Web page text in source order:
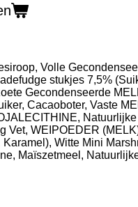
Volle
stukjes 7,5%
Gecondenseerde
Cacaoboter, Vaste
Vet, WEIPOEDER
Karamel), Witte Mini
Maïszetmeel,